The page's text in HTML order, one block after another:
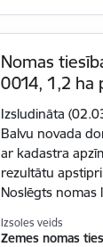
Nomas
0014, 1,2 ha
Izsludināta
Balvu novada
ar kadastra
rezultātu
Noslēgts nomas
Izsoles veids
Zemes nomas